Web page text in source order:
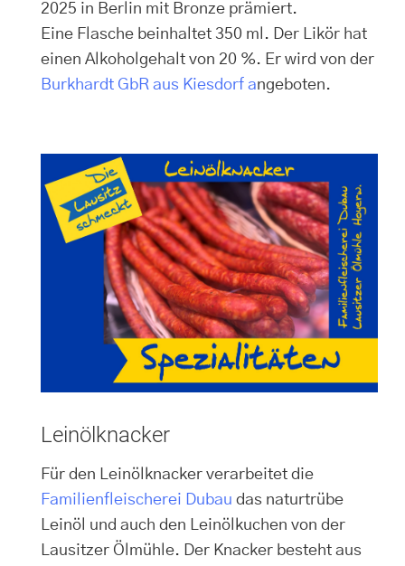
2025 in Berlin mit Bronze prämiert.
Eine Flasche beinhaltet 350 ml. Der Likör hat
einen Alkoholgehalt von 20 %. Er wird von der
Burkhardt GbR aus Kiesdorf angeboten.
Leinölknacker
Für den Leinölknacker verarbeitet die
Familienfleischerei Dubau das naturtrübe
Leinöl und auch den Leinölkuchen von der
Lausitzer Ölmühle. Der Knacker besteht aus